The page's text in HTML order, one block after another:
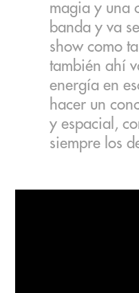
magia y una
banda y va
show como
también ahí
energía en
hacer un
y espacial,
siempre los